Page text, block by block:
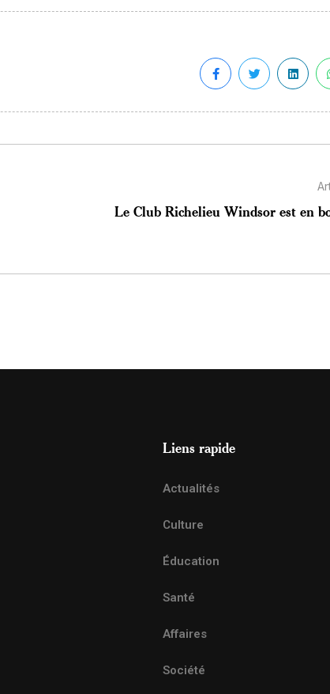
Le Club Richelieu Windsor est en
Liens rapide
Actualités
Culture
Éducation
Santé
Affaires
Société